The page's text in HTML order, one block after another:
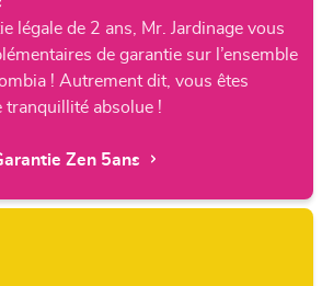
légale de 2 ans, Mr. Jardinage vous
de garantie sur l’ensemble
! Autrement dit, vous êtes
tranquillité absolue !
Zen 5ans